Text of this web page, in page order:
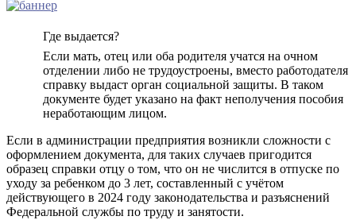
Где выдается?
Если мать, отец или оба родителя учатся на очном
отделении либо не трудоустроены, вместо работодателя
справку выдаст орган социальной защиты. В таком
документе будет указано на факт неполучения пособия
неработающим лицом.
Если в администрации предприятия возникли сложности с
оформлением документа, для таких случаев пригодится
образец справки отцу о том, что он не числится в отпуске по
уходу за ребенком до 3 лет, составленный с учётом
действующего в 2024 году законодательства и разъяснений
Федеральной службы по труду и занятости.